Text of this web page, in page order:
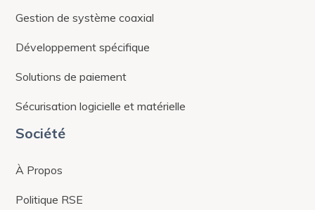
Gestion de système coaxial
Développement spécifique
Solutions de paiement
Sécurisation logicielle et matérielle
Société
À Propos
Politique RSE